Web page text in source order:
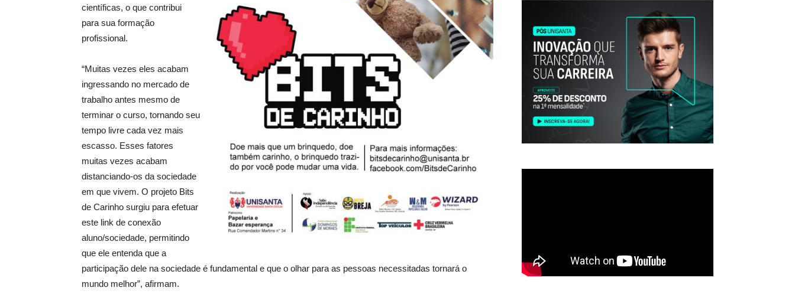
científicas, o que contribui
para sua formação
profissional.
“Muitas vezes eles acabam
ingressando no mercado de
trabalho antes mesmo de
terminar o curso, tornando seu
tempo livre cada vez mais
escasso. Esses fatores
muitas vezes acabam
distanciando-os da sociedade
em que vivem. O projeto Bits
de Carinho surgiu para efetuar
este link de conexão
aluno/sociedade, permitindo
que ele entenda que a
participação dele na sociedade é fundamental e que o olhar para as pessoas necessitadas tornará o
mundo melhor”, afirmam.